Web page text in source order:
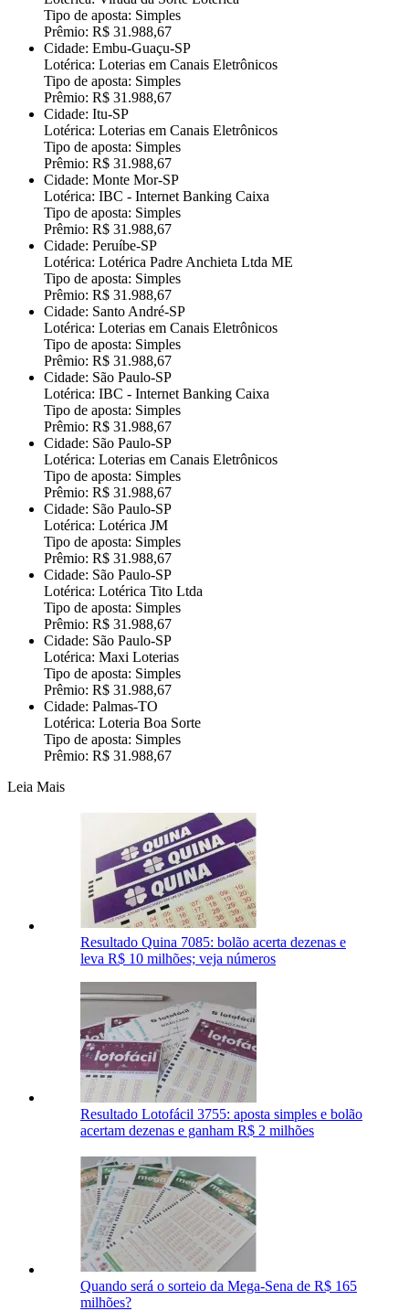
Tipo de aposta: Simples
Prêmio: R$ 31.988,67
Cidade: Embu-Guaçu-SP
Lotérica: Loterias em Canais Eletrônicos
Tipo de aposta: Simples
Prêmio: R$ 31.988,67
Cidade: Itu-SP
Lotérica: Loterias em Canais Eletrônicos
Tipo de aposta: Simples
Prêmio: R$ 31.988,67
Cidade: Monte Mor-SP
Lotérica: IBC - Internet Banking Caixa
Tipo de aposta: Simples
Prêmio: R$ 31.988,67
Cidade: Peruíbe-SP
Lotérica: Lotérica Padre Anchieta Ltda ME
Tipo de aposta: Simples
Prêmio: R$ 31.988,67
Cidade: Santo André-SP
Lotérica: Loterias em Canais Eletrônicos
Tipo de aposta: Simples
Prêmio: R$ 31.988,67
Cidade: São Paulo-SP
Lotérica: IBC - Internet Banking Caixa
Tipo de aposta: Simples
Prêmio: R$ 31.988,67
Cidade: São Paulo-SP
Lotérica: Loterias em Canais Eletrônicos
Tipo de aposta: Simples
Prêmio: R$ 31.988,67
Cidade: São Paulo-SP
Lotérica: Lotérica JM
Tipo de aposta: Simples
Prêmio: R$ 31.988,67
Cidade: São Paulo-SP
Lotérica: Lotérica Tito Ltda
Tipo de aposta: Simples
Prêmio: R$ 31.988,67
Cidade: São Paulo-SP
Lotérica: Maxi Loterias
Tipo de aposta: Simples
Prêmio: R$ 31.988,67
Cidade: Palmas-TO
Lotérica: Loteria Boa Sorte
Tipo de aposta: Simples
Prêmio: R$ 31.988,67
Leia Mais
Resultado Quina 7085: bolão acerta dezenas e
leva R$ 10 milhões; veja números
Resultado Lotofácil 3755: aposta simples e bolão
acertam dezenas e ganham R$ 2 milhões
Quando será o sorteio da Mega-Sena de R$ 165
milhões?